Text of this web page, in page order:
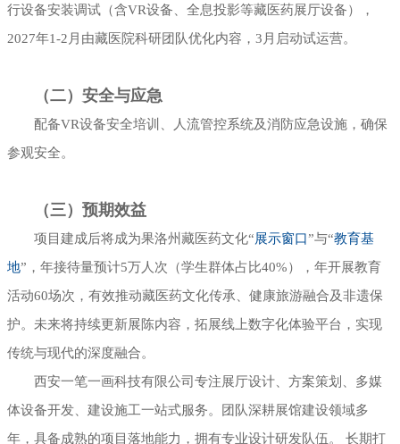
行设备安装调试（含VR设备、全息投影等藏医药展厅设备），
2027年1-2月由藏医院科研团队优化内容，3月启动试运营。
（二）安全与应急
配备VR设备安全培训、人流管控系统及消防应急设施，确保
参观安全。
（三）预期效益
项目建成后将成为果洛州藏医药文化“展示窗口”与“教育基
地”，年接待量预计5万人次（学生群体占比40%），年开展教育
活动60场次，有效推动藏医药文化传承、健康旅游融合及非遗保
护。未来将持续更新展陈内容，拓展线上数字化体验平台，实现
传统与现代的深度融合。
西安一笔一画科技有限公司专注展厅设计、方案策划、多媒
体设备开发、建设施工一站式服务。团队深耕展馆建设领域多
年，具备成熟的项目落地能力，拥有专业设计研发队伍。 长期打